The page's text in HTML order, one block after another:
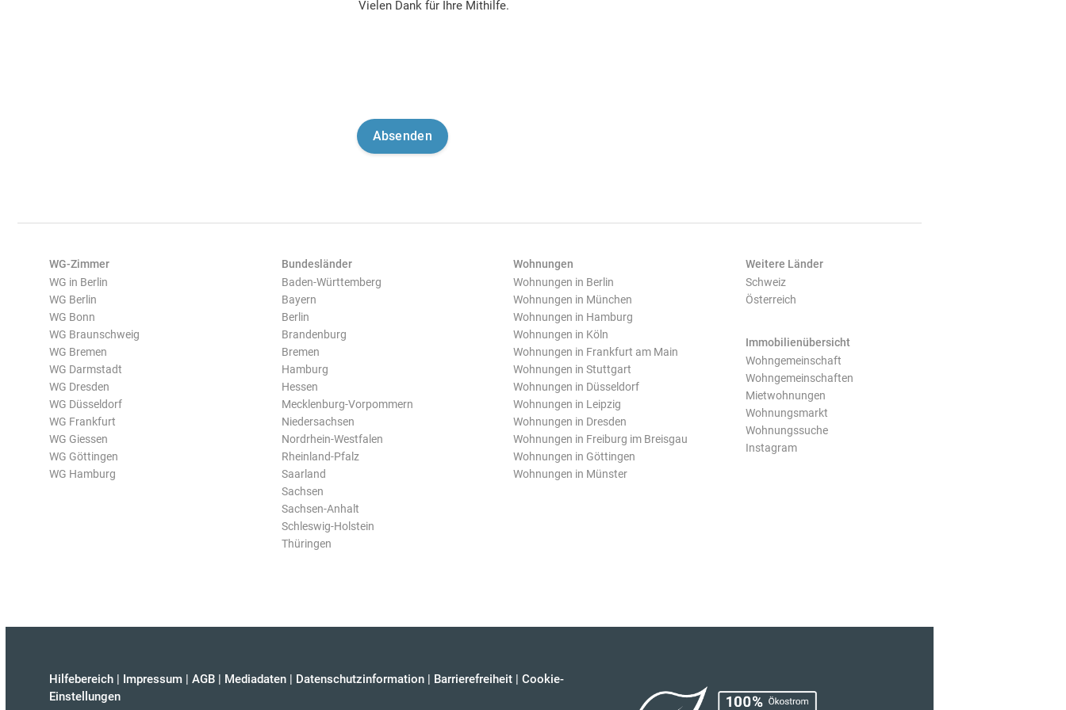
Vielen Dank für Ihre Mithilfe.
WG-Zimmer
WG in Berlin
WG Berlin
WG Bonn
WG Braunschweig
WG Bremen
WG Darmstadt
WG Dresden
WG Düsseldorf
WG Frankfurt
WG Giessen
WG Göttingen
WG Hamburg
Bundesländer
Baden-Württemberg
Bayern
Berlin
Brandenburg
Bremen
Hamburg
Hessen
Mecklenburg-Vorpommern
Niedersachsen
Nordrhein-Westfalen
Rheinland-Pfalz
Saarland
Sachsen
Sachsen-Anhalt
Schleswig-Holstein
Thüringen
Wohnungen
Wohnungen in Berlin
Wohnungen in München
Wohnungen in Hamburg
Wohnungen in Köln
Wohnungen in Frankfurt am Main
Wohnungen in Stuttgart
Wohnungen in Düsseldorf
Wohnungen in Leipzig
Wohnungen in Dresden
Wohnungen in Freiburg im Breisgau
Wohnungen in Göttingen
Wohnungen in Münster
Weitere Länder
Schweiz
Österreich
Immobilienübersicht
Wohngemeinschaft
Wohngemeinschaften
Mietwohnungen
Wohnungsmarkt
Wohnungssuche
Instagram
Hilfebereich | Impressum | AGB | Mediadaten | Datenschutzinformation | Barrierefreiheit | Cookie-
Einstellungen